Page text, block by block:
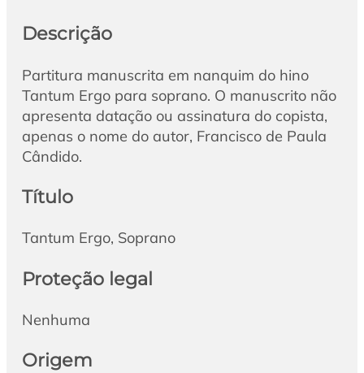
Descrição
Partitura manuscrita em nanquim do hino
Tantum Ergo para soprano. O manuscrito não
apresenta datação ou assinatura do copista,
apenas o nome do autor, Francisco de Paula
Cândido.
Título
Tantum Ergo, Soprano
Proteção legal
Nenhuma
Origem